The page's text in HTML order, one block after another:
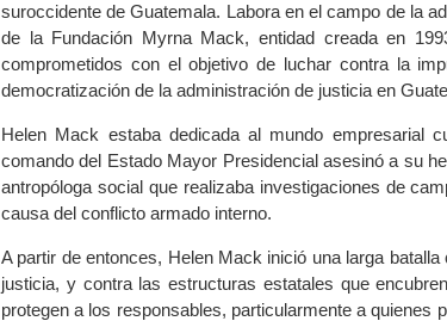
suroccidente de Guatemala. Labora en el campo de la
de la Fundación Myrna Mack, entidad creada en
comprometidos con el objetivo de luchar contra la
democratización de la administración de justicia en
Helen Mack estaba dedicada al mundo empresarial
comando del Estado Mayor Presidencial asesinó a su
antropóloga social que realizaba investigaciones de
causa del conflicto armado interno.
A partir de entonces, Helen Mack inició una larga
justicia, y contra las estructuras estatales que
protegen a los responsables, particularmente a quienes